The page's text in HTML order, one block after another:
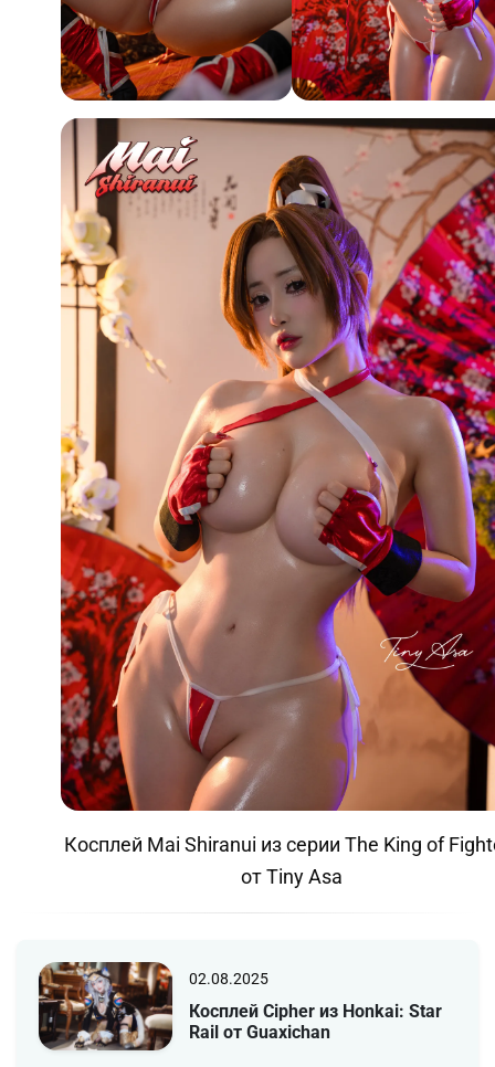
Косплей Mai Shiranui из серии The King of
от Tiny Asa
02.08.2025
Косплей Cipher из Honkai: Star
Rail от Guaxichan